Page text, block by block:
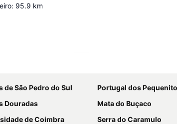
: 95.9 km
de São Pedro do Sul
Portugal dos
Douradas
Mata do Buçaco
de Coimbra
Serra do Caramulo